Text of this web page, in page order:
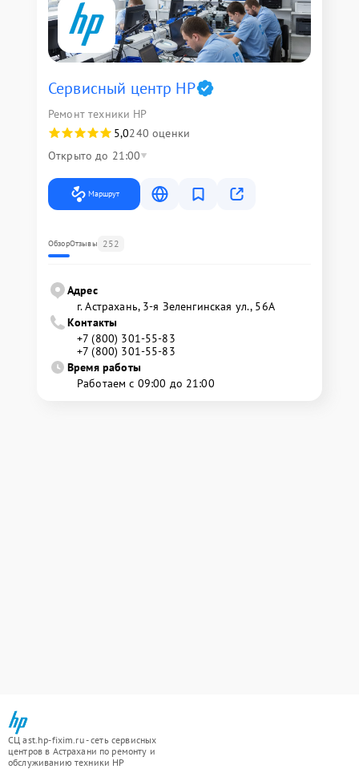
Сервисный центр HP
Ремонт техники HP
5,0240 оценки
Открыто до 21:00
Маршрут
ОбзорОтзывы 252
Адрес
г. Астрахань, 3-я Зеленгинская ул., 56А
Контакты
+7 (800) 301-55-83
+7 (800) 301-55-83
Время работы
Работаем с 09:00 до 21:00
СЦ ast.hp-fixim.ru - сеть сервисных
центров в Астрахани по ремонту и
обслуживанию техники HP